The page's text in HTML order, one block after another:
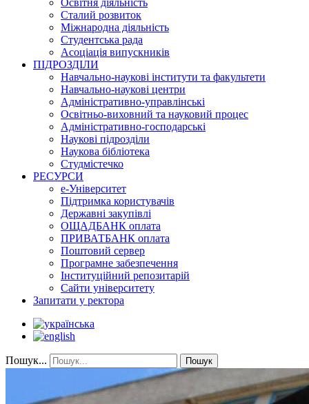
Сталий розвиток
Міжнародна діяльність
Студентська рада
Асоціація випускників
ПІДРОЗДІЛИ
Навчально-наукові інститути та факультети
Навчально-наукові центри
Адміністративно-управлінські
Освітньо-виховний та науковий процес
Адміністративно-господарські
Наукові підрозділи
Наукова бібліотека
Студмістечко
РЕСУРСИ
е-Університет
Підтримка користувачів
Державні закупівлі
ОЩАДБАНК оплата
ПРИВАТБАНК оплата
Поштовий сервер
Програмне забезпечення
Інституційний репозитарій
Сайти університету
Запитати у ректора
Пошук... Пошук